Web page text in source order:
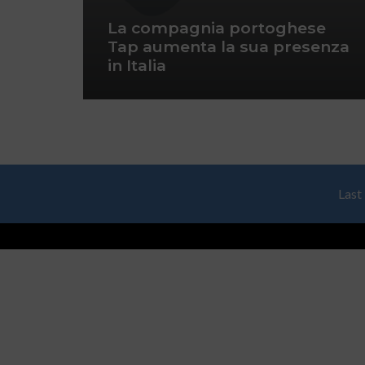
La compagnia portoghese
Tap aumenta la sua presenza
in Italia